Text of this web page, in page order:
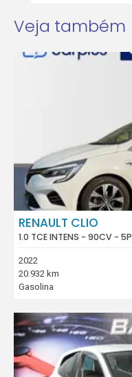
Veja também
RENAULT CLIO
1.0 TCE INTENS - 90CV - 5P
2022
20.932 km
Gasolina